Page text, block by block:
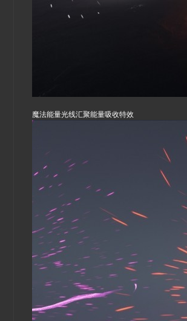
魔法能量光线汇聚能量吸收特效